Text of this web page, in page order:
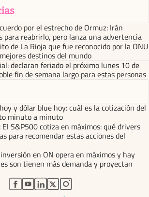
por el estrecho de Ormuz: Irán
para reabrirlo, pero lanza una advertencia
de La Rioja que fue reconocido por la ONU
destinos del mundo
declaran feriado el próximo lunes 10 de
fin de semana largo para estas personas
y dólar blue hoy: cuál es la cotización del
minuto a minuto
El S&P500 cotiza en máximos: qué drivers
para recomendar estas acciones del
en ON opera en máximos y hay
son tienen más demanda y proyectan
abre en nueva pestaña
abre en nueva pestaña
abre en nueva pestaña
abre en nueva pestaña
abre en nueva pestaña